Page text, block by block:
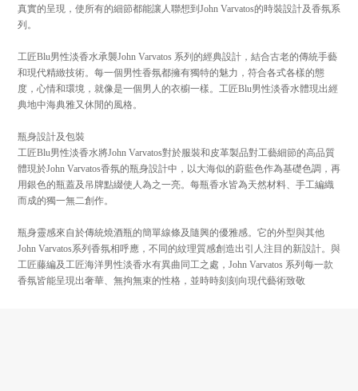
真實的呈現，使所有的細節都能讓人聯想到John Varvatos的時裝設計及香氛系
列。
工匠Blu男性淡香水承襲John Varvatos 系列的經典設計，結合古老的傳統手藝
和現代精緻技術。每一個男性香氛都擁有獨特的魅力，符合各式各樣的態
度，心情和環境，就像是一個男人的衣櫥一樣。工匠Blu男性淡香水體現出經
典地中海典雅又休閒的風格。
瓶身設計及包裝
工匠Blu男性淡香水將John Varvatos對於服裝和皮革製品對工藝細節的高品質
體現於John Varvatos香氛的瓶身設計中，以大海似的蔚藍色作為基礎色調，再
用銀色的瓶蓋及吊牌點綴使人為之一亮。每瓶香水皆為天然材料、手工編織
而成的獨一無二創作。
瓶身靈感來自於傳統燒酒瓶的簡單線條及隨興的優雅感。它的外型與其他
John Varvatos系列香氛相呼應，不同的紋理質感創造出引人注目的新設計。與
工匠藤編及工匠海洋男性淡香水有異曲同工之處，John Varvatos 系列每一款
香氛皆能呈現出奢華、無拘無束的性格，並時時刻刻向現代藝術致敬